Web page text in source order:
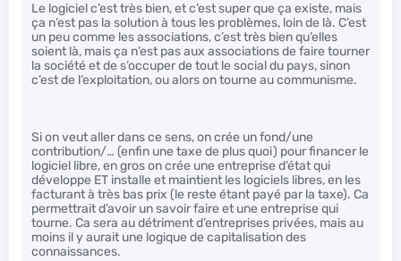
Le logiciel c’est très bien, et c’est super que ça existe, mais
ça n’est pas la solution à tous les problèmes, loin de là. C’est
un peu comme les associations, c’est très bien qu’elles
soient là, mais ça n’est pas aux associations de faire tourner
la société et de s’occuper de tout le social du pays, sinon
c’est de l’exploitation, ou alors on tourne au communisme.
Si on veut aller dans ce sens, on crée un fond/une
contribution/… (enfin une taxe de plus quoi) pour financer le
logiciel libre, en gros on crée une entreprise d’état qui
développe ET installe et maintient les logiciels libres, en les
facturant à très bas prix (le reste étant payé par la taxe). Ca
permettrait d’avoir un savoir faire et une entreprise qui
tourne. Ca sera au détriment d’entreprises privées, mais au
moins il y aurait une logique de capitalisation des
connaissances.